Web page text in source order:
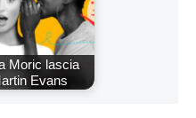
Moric lascia
Evans